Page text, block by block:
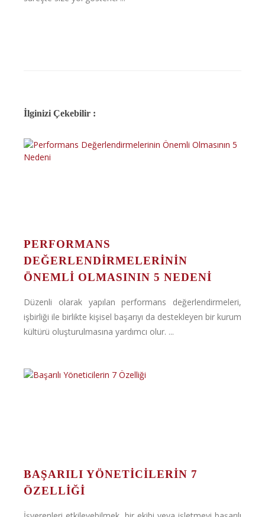
İlginizi Çekebilir :
PERFORMANS
DEĞERLENDIRMELERININ
ÖNEMLI OLMASININ 5 NEDENI
Düzenli olarak yapılan performans değerlendirmeleri,
işbirliği ile birlikte kişisel başarıyı da destekleyen bir kurum
kültürü oluşturulmasına yardımcı olur. ...
BAŞARILI YÖNETICILERIN 7
ÖZELLIĞI